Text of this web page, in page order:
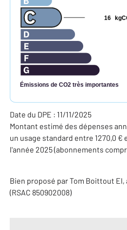
Émissions de CO2 très importantes
16
Date du DPE : 11/11/2025
Montant estimé des dépenses
un usage standard entre 1270,0 €
l'année 2025 (abonnements
Bien proposé parTom Boittout EI,
(RSAC 850902008)